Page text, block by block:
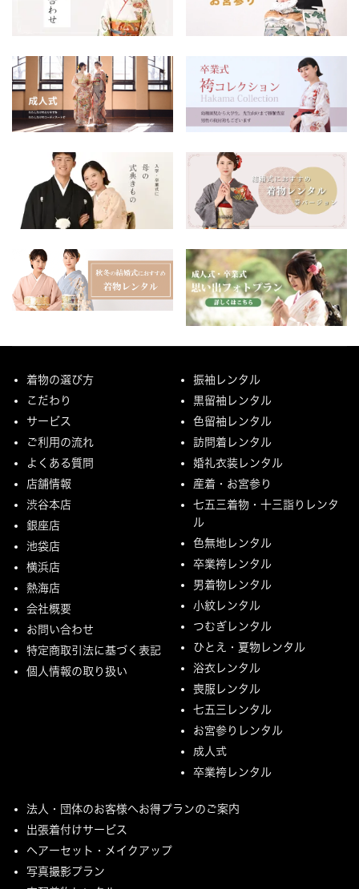
着物の選び方
こだわり
サービス
ご利用の流れ
よくある質問
店舗情報
渋谷本店
銀座店
池袋店
横浜店
熱海店
会社概要
お問い合わせ
特定商取引法に基づく表記
個人情報の取り扱い
振袖レンタル
黒留袖レンタル
色留袖レンタル
訪問着レンタル
婚礼衣装レンタル
産着・お宮参り
七五三着物・十三詣りレンタ
ル
色無地レンタル
卒業袴レンタル
男着物レンタル
小紋レンタル
つむぎレンタル
ひとえ・夏物レンタル
浴衣レンタル
喪服レンタル
七五三レンタル
お宮参りレンタル
成人式
卒業袴レンタル
法人・団体のお客様へお得プランのご案内
出張着付けサービス
ヘアーセット・メイクアップ
写真撮影プラン